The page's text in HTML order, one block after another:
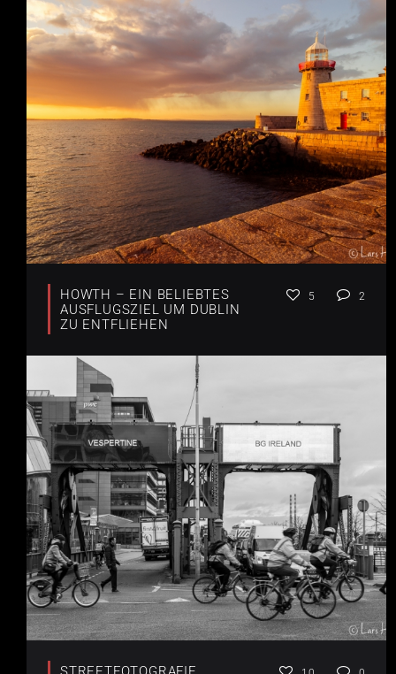
HOWTH – EIN BELIEBTES
AUSFLUGSZIEL UM DUBLIN
ZU ENTFLIEHEN
5 2